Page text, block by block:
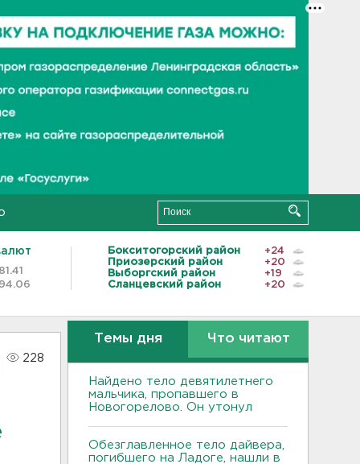
81.41
94.06
Бокситогорский район
+24
Приозерский район
+20
Выборгский район
+19
Сланцевский район
+20
228
Темы дня Что читают
Найдено тело девятилетнего
мальчика, пропавшего в
Новогорелово. Он утонул
Обезглавленное тело дайвера,
погибшего на Ладоге, нашли в